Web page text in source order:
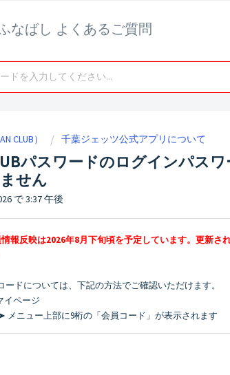
なばし よくあるご質問
CLUB） 千葉ジェッツ公式アプリについて
パスワードのログインパス
せん
で 3:37 午後
報反映は2026年8月下旬頃を予定しています。更新さ
ードについては、下記の方法でご確認いただけます。
イページ
メニュー上部に9桁の「会員コード」が表示されます